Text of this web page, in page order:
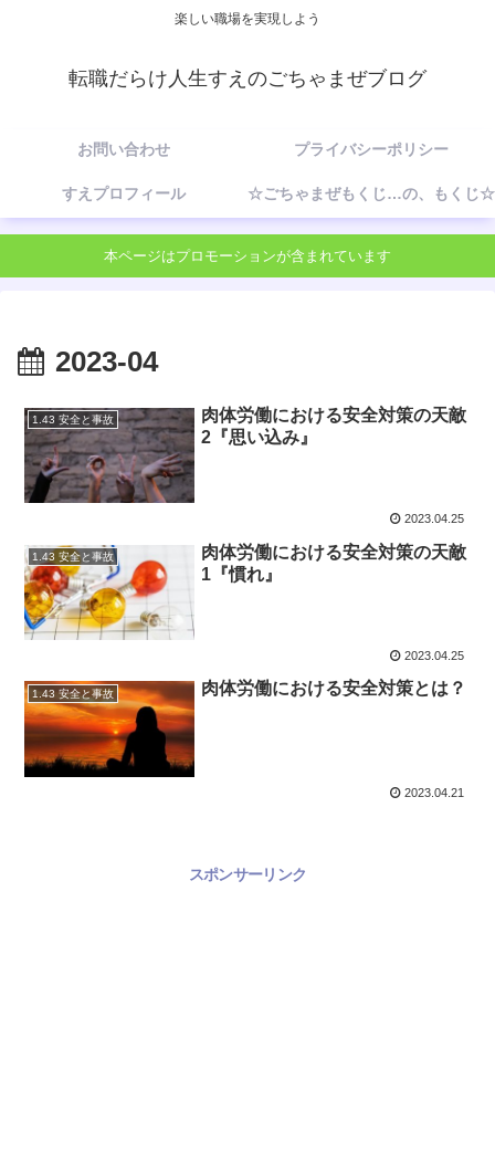
楽しい職場を実現しよう
転職だらけ人生すえのごちゃまぜブログ
お問い合わせ プライバシーポリシー
すえプロフィール ☆ごちゃまぜもくじ…の、もくじ☆
本ページはプロモーションが含まれています
2023-04
1.43 安全と事故
肉体労働における安全対策の天敵
2『思い込み』
2023.04.25
1.43 安全と事故
肉体労働における安全対策の天敵
1『慣れ』
2023.04.25
1.43 安全と事故 肉体労働における安全対策とは？
2023.04.21
スポンサーリンク